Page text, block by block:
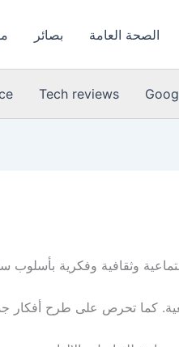
الصحة العامة بصائر
Tech reviews
وثقافية وفكرية بأسلوب
كما تحرص على طرح أفكار